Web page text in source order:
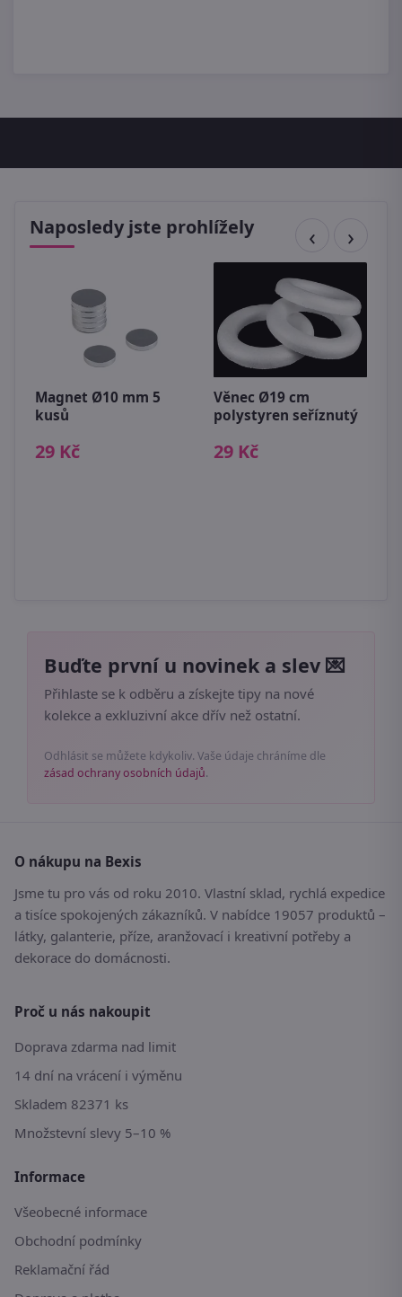
Naposledy jste prohlížely
Magnet Ø10 mm 5
kusů
29 Kč
Věnec Ø19 cm
polystyren seříznutý
29 Kč
Buďte první u novinek a slev 💌
Přihlaste se k odběru a získejte tipy na nové
kolekce a exkluzivní akce dřív než ostatní.
Odhlásit se můžete kdykoliv. Vaše údaje chráníme dle
zásad ochrany osobních údajů.
O nákupu na Bexis
Jsme tu pro vás od roku 2010. Vlastní sklad, rychlá expedice
a tisíce spokojených zákazníků. V nabídce 19057 produktů –
látky, galanterie, příze, aranžovací i kreativní potřeby a
dekorace do domácnosti.
Proč u nás nakoupit
Doprava zdarma nad limit
14 dní na vrácení i výměnu
Skladem 82371 ks
Množstevní slevy 5–10 %
Informace
Všeobecné informace
Obchodní podmínky
Reklamační řád